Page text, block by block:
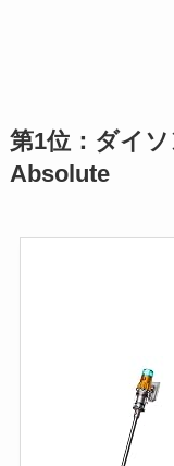
第1位：ダイ
Absolute